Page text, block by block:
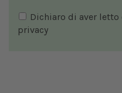
Dichiaro di aver
privacy